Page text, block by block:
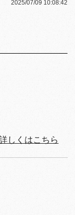
2025/07/09 10:08:42
しくはこちら